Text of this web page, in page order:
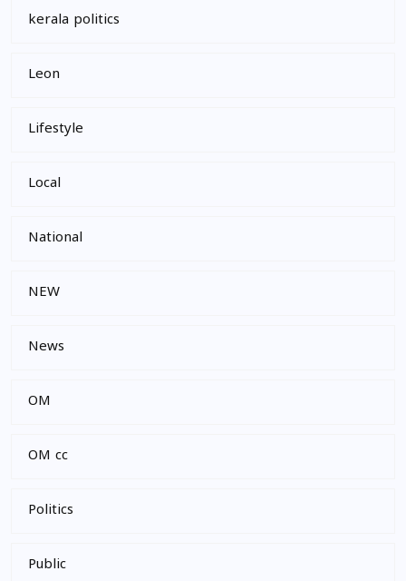
kerala politics
Leon
Lifestyle
Local
National
NEW
News
OM
OM cc
Politics
Public